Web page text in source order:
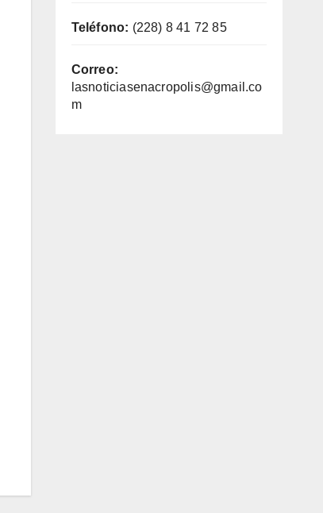
Teléfono: (228) 8 41 72 85
Correo:
lasnoticiasenacropolis@gmail.co
m